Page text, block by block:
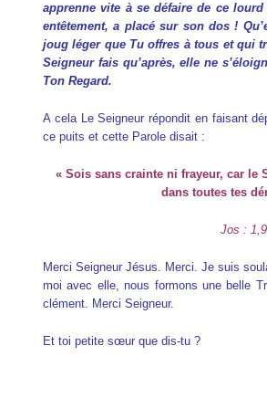
apprenne vite à se défaire de ce lourd
entêtement, a placé sur son dos !
joug léger que Tu offres à tous et qui
Seigneur fais qu’après, elle ne
Ton Regard.
A cela Le Seigneur répondit en faisant
ce puits et cette Parole disait :
« Sois sans crainte ni frayeur, car le
dans toutes tes
Jos : 1,9
Merci Seigneur Jésus. Merci. Je suis
moi avec elle, nous formons une belle
clément. Merci Seigneur.
Et toi petite sœur que dis-tu ?